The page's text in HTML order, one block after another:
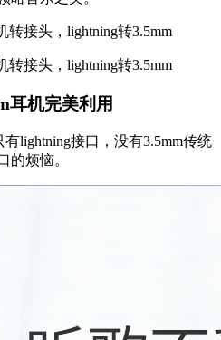
耳机完美利用
lightning接口，没有3.5mm传统
的烦恼。